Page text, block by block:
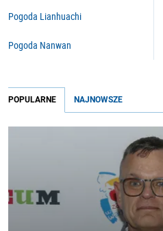
Pogoda Lianhuachi
Pogoda Nanwan
POPULARNE NAJNOWSZE